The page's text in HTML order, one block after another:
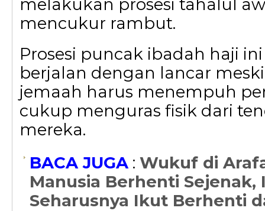
melakukan prosesi tahalul
mencukur rambut.
Prosesi puncak ibadah haji
berjalan dengan lancar
jemaah harus menempuh
cukup menguras fisik dari
mereka.
BACA JUGA: Wukuf di
Manusia Berhenti Sejenak,
Seharusnya Ikut Berhenti